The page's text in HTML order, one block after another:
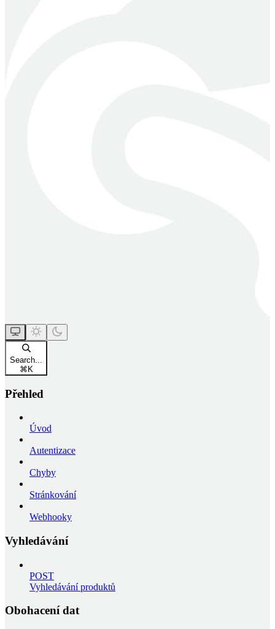
Search...
⌘ K
Přehled
Úvod
Autentizace
Chyby
Stránkování
Webhooky
Vyhledávání
POST
Vyhledávání produktů
Obohacení dat